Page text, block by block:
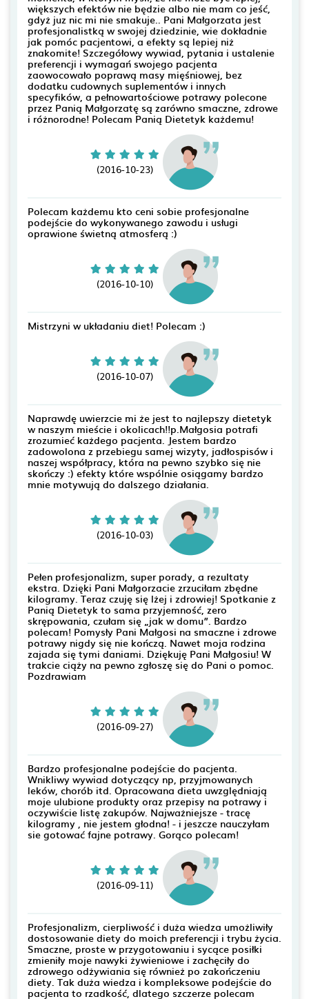
większych efektów nie będzie albo nie mam co jeść,
gdyż juz nic mi nie smakuje.. Pani Małgorzata jest
profesjonalistką w swojej dziedzinie, wie dokładnie
jak pomóc pacjentowi, a efekty są lepiej niż
znakomite! Szczegółowy wywiad, pytania i ustalenie
preferencji i wymagań swojego pacjenta
zaowocowało poprawą masy mięśniowej, bez
dodatku cudownych suplementów i innych
specyfików, a pełnowartościowe potrawy polecone
przez Panią Małgorzatę są zarówno smaczne, zdrowe
i różnorodne! Polecam Panią Dietetyk każdemu!
(2016-10-23)
Polecam każdemu kto ceni sobie profesjonalne
podejście do wykonywanego zawodu i usługi
oprawione świetną atmosferą :)
(2016-10-10)
Mistrzyni w układaniu diet! Polecam :)
(2016-10-07)
Naprawdę uwierzcie mi że jest to najlepszy dietetyk
w naszym mieście i okolicach!!p.Małgosia potrafi
zrozumieć każdego pacjenta. Jestem bardzo
zadowolona z przebiegu samej wizyty, jadłospisów i
naszej współpracy, która na pewno szybko się nie
skończy :) efekty które wspólnie osiągamy bardzo
mnie motywują do dalszego działania.
(2016-10-03)
Pełen profesjonalizm, super porady, a rezultaty
ekstra. Dzięki Pani Małgorzacie zrzuciłam zbędne
kilogramy. Teraz czuję się lżej i zdrowiej! Spotkanie z
Panią Dietetyk to sama przyjemność, zero
skrępowania, czułam się „jak w domu”. Bardzo
polecam! Pomysły Pani Małgosi na smaczne i zdrowe
potrawy nigdy się nie kończą. Nawet moja rodzina
zajada się tymi daniami. Dziękuję Pani Małgosiu! W
trakcie ciąży na pewno zgłoszę się do Pani o pomoc.
Pozdrawiam
(2016-09-27)
Bardzo profesjonalne podejście do pacjenta.
Wnikliwy wywiad dotyczący np, przyjmowanych
leków, chorób itd. Opracowana dieta uwzględniają
moje ulubione produkty oraz przepisy na potrawy i
oczywiście listę zakupów. Najważniejsze - tracę
kilogramy , nie jestem głodna! - i jeszcze nauczyłam
sie gotować fajne potrawy. Gorąco polecam!
(2016-09-11)
Profesjonalizm, cierpliwość i duża wiedza umożliwiły
dostosowanie diety do moich preferencji i trybu życia.
Smaczne, proste w przygotowaniu i sycące posiłki
zmieniły moje nawyki żywieniowe i zachęciły do
zdrowego odżywiania się również po zakończeniu
diety. Tak duża wiedza i kompleksowe podejście do
pacjenta to rzadkość, dlatego szczerze polecam